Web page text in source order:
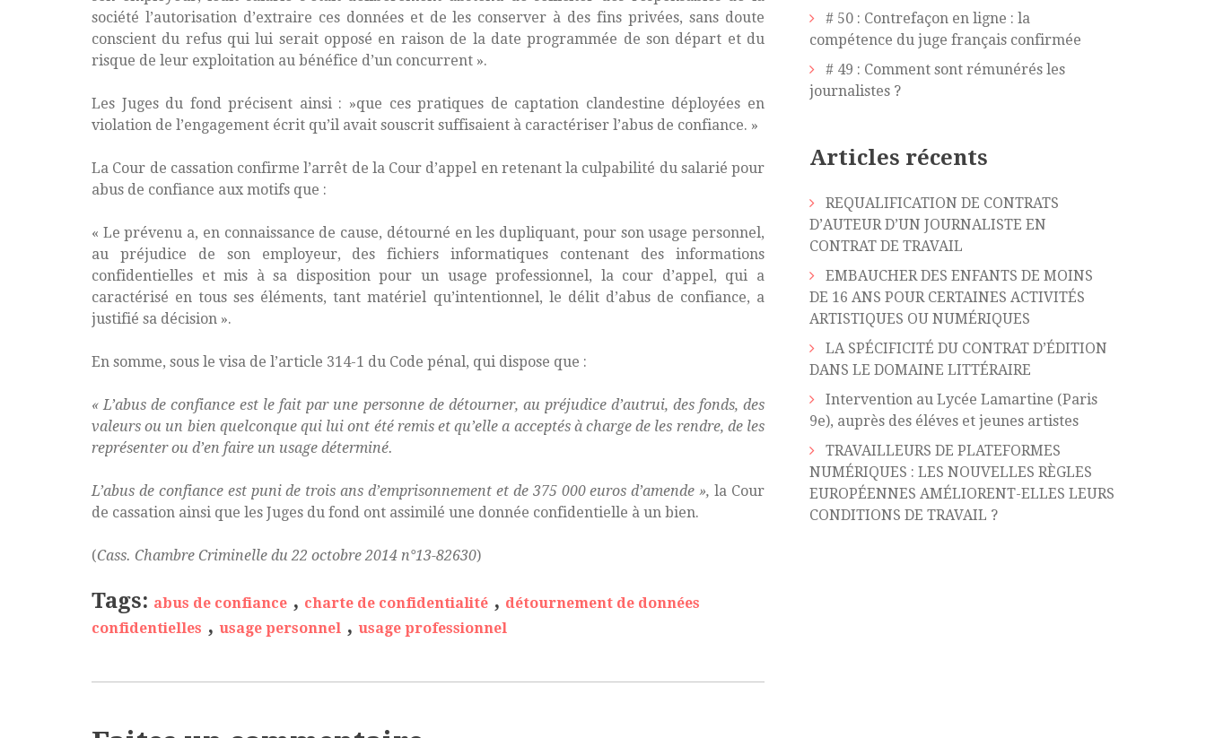
société l’autorisation d’extraire ces données et de les conserver à des fins privées, sans doute
conscient du refus qui lui serait opposé en raison de la date programmée de son départ et du
risque de leur exploitation au bénéfice d’un concurrent ».
Les Juges du fond précisent ainsi : »que ces pratiques de captation clandestine déployées en
violation de l’engagement écrit qu’il avait souscrit suffisaient à caractériser l’abus de confiance. »
La Cour de cassation confirme l’arrêt de la Cour d’appel en retenant la culpabilité du salarié pour
abus de confiance aux motifs que :
« Le prévenu a, en connaissance de cause, détourné en les dupliquant, pour son usage personnel,
au préjudice de son employeur, des fichiers informatiques contenant des informations
confidentielles et mis à sa disposition pour un usage professionnel, la cour d’appel, qui a
caractérisé en tous ses éléments, tant matériel qu’intentionnel, le délit d’abus de confiance, a
justifié sa décision ».
En somme, sous le visa de l’article 314-1 du Code pénal, qui dispose que :
« L’abus de confiance est le fait par une personne de détourner, au préjudice d’autrui, des fonds, des
valeurs ou un bien quelconque qui lui ont été remis et qu’elle a acceptés à charge de les rendre, de les
représenter ou d’en faire un usage déterminé.
L’abus de confiance est puni de trois ans d’emprisonnement et de 375 000 euros d’amende »,la Cour
de cassation ainsi que les Juges du fond ont assimilé une donnée confidentielle à un bien.
(Cass. Chambre Criminelle du 22 octobre 2014 n°13-82630)
Tags: abus de confiance , charte de confidentialité , détournement de données
confidentielles , usage personnel , usage professionnel
# 50 : Contrefaçon en ligne : la
compétence du juge français confirmée
# 49 : Comment sont rémunérés les
journalistes ?
Articles récents
REQUALIFICATION DE CONTRATS
D’AUTEUR D’UN JOURNALISTE EN
CONTRAT DE TRAVAIL
EMBAUCHER DES ENFANTS DE MOINS
DE 16 ANS POUR CERTAINES ACTIVITÉS
ARTISTIQUES OU NUMÉRIQUES
LA SPÉCIFICITÉ DU CONTRAT D’ÉDITION
DANS LE DOMAINE LITTÉRAIRE
Intervention au Lycée Lamartine (Paris
9e), auprès des éléves et jeunes artistes
TRAVAILLEURS DE PLATEFORMES
NUMÉRIQUES : LES NOUVELLES RÈGLES
EUROPÉENNES AMÉLIORENT-ELLES LEURS
CONDITIONS DE TRAVAIL ?